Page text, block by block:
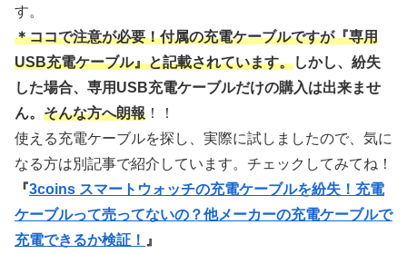
す。
＊ココで注意が必要！付属の充電ケーブルですが『専用
USB充電ケーブル』と記載されています。しかし、紛失
した場合、専用USB充電ケーブルだけの購入は出来ませ
ん。 そんな方へ朗報 ！！
使える充電ケーブルを探し、実際に試しましたので、気に
なる方は別記事で紹介しています。チェックしてみてね！
『3coins スマートウォッチの充電ケーブルを紛失！充電
ケーブルって売ってないの？他メーカーの充電ケーブルで
充電できるか検証！ 』